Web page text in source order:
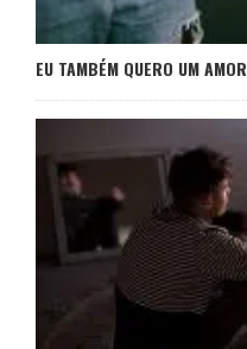
EU TAMBÉM QUERO UM AMOR